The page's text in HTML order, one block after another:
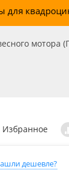
для
мотора
Избранное
дешевле?